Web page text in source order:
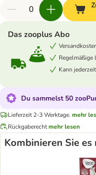
Das zooplus Abo
Regelmäßige
Kann
Du sammelst 50
Lieferzeit 2-3 Werktage. mehr
Rückgaberechtmehr lesen
Kombinieren Sie es